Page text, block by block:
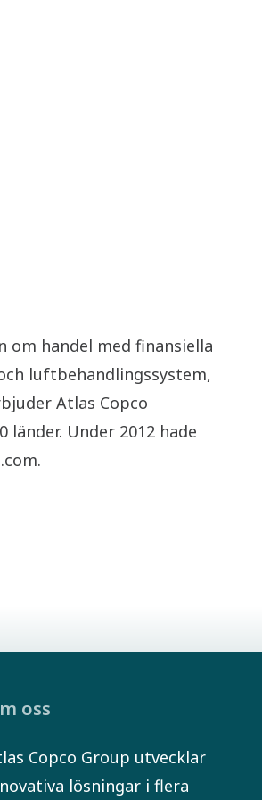
om handel med finansiella
luftbehandlingssystem,
Atlas Copco
Under 2012 hade
oss
Copco Group utvecklar
lösningar i flera